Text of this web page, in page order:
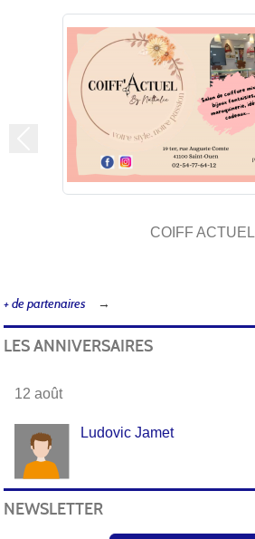
COIFF ACTUEL
Précedent
+ de partenaires
LES ANNIVERSAIRES
12 août
Ludovic Jamet
NEWSLETTER